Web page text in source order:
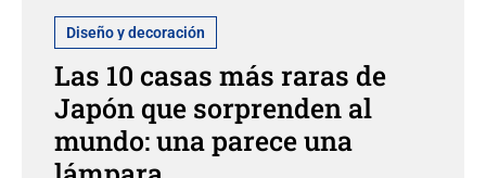
Diseño y decoración
Las 10 casas más raras de
Japón que sorprenden al
mundo: una parece una